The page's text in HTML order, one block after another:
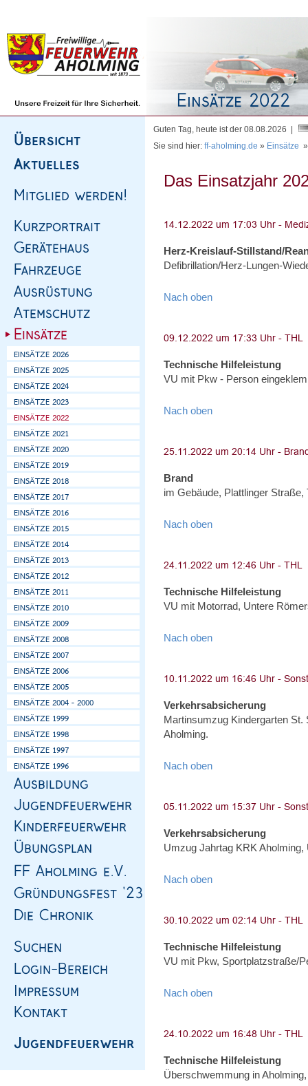
Guten Tag, heute ist der 08.08.2026 |
Sie sind hier: ff-aholming.de » Einsätze
Das Einsatzjahr
Herz-Kreislauf-Stillstand/
Defibrillation/Herz-Lungen-
Nach oben
Technische Hilfeleistung
VU mit Pkw - Person
Nach oben
Brand
im Gebäude, Plattlinger Straße,
Nach oben
Technische Hilfeleistung
VU mit Motorrad, Untere
Nach oben
Verkehrsabsicherung
Martinsumzug Kindergarten
Aholming.
Nach oben
Verkehrsabsicherung
Umzug Jahrtag KRK
Nach oben
Technische Hilfeleistung
VU mit Pkw, Sportplatzstraße/
Nach oben
Technische Hilfeleistung
Überschwemmung in